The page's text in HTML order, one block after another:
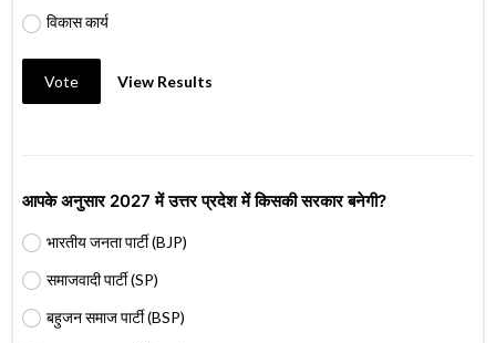
विकास कार्य
Vote View Results
आपके अनुसार 2027 में उत्तर प्रदेश में किसकी सरकार बनेगी?
भारतीय जनता पार्टी (BJP)
समाजवादी पार्टी (SP)
बहुजन समाज पार्टी (BSP)